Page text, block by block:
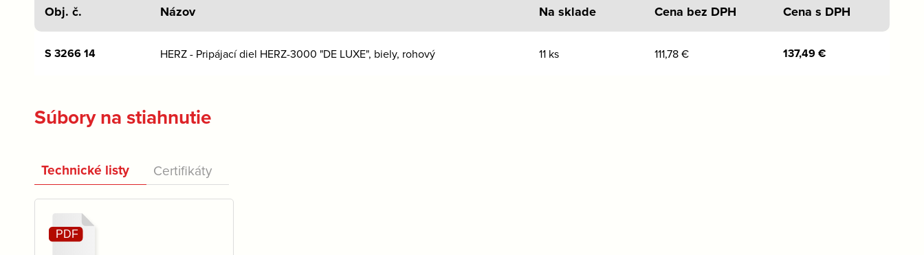
Obj. č. Názov Na sklade Cena bez DPH Cena s DPH
S 3266 14 HERZ - Pripájací diel HERZ-3000 "DE LUXE", biely, rohový 11 ks 111,78€ 137,49€
Súbory na stiahnutie
Technické listy Certifikáty